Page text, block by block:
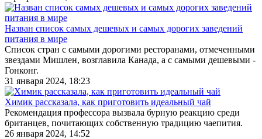
Назван список самых дешевых и самых дорогих заведений
питания в мире
Список стран с самыми дорогими ресторанами, отмеченными
звездами Мишлен, возглавила Канада, а с самыми дешевыми -
Гонконг.
31 января 2024, 18:23
Химик рассказала, как приготовить идеальный чай
Рекомендация профессора вызвала бурную реакцию среди
британцев, почитающих собственную традицию чаепития.
26 января 2024, 14:52